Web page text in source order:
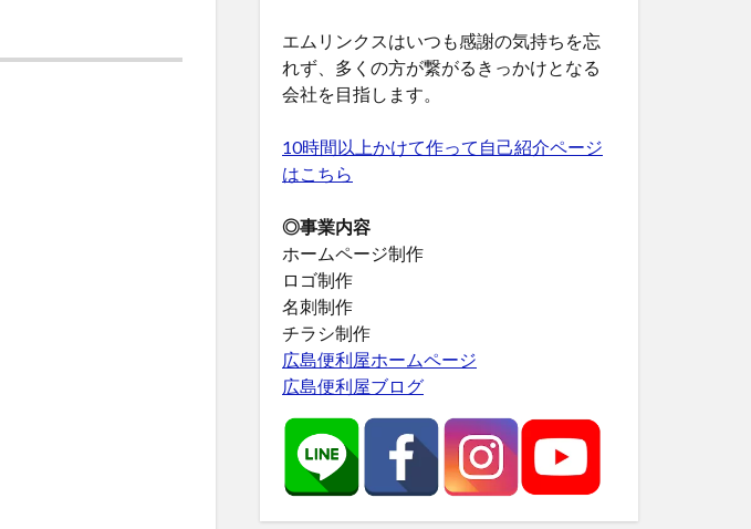
エムリンクスはいつも感謝の気持ちを忘
れず、多くの方が繋がるきっかけとなる
会社を目指します。
10時間以上かけて作って自己紹介ページ
はこちら
◎事業内容
ホームページ制作
ロゴ制作
名刺制作
チラシ制作
広島便利屋ホームページ
広島便利屋ブログ